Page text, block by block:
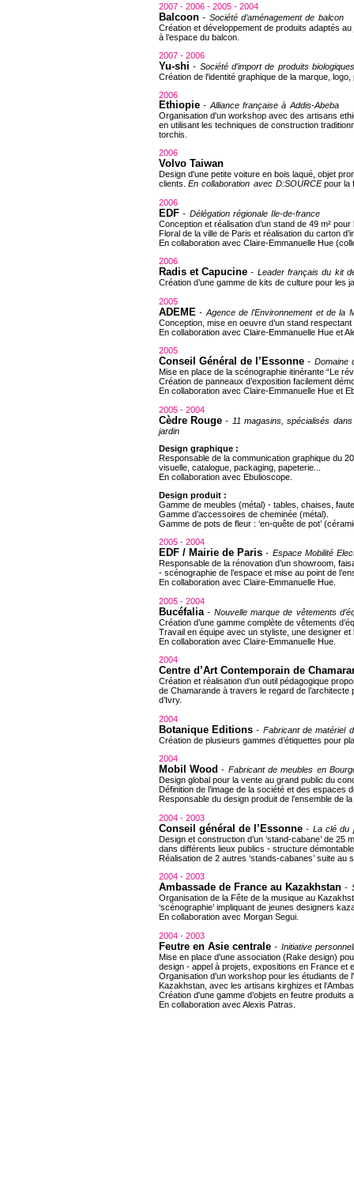
2007 - 2006 - 2005 - 2004
Balcoon - Société d’aménagement de balcon
Création et développement de produits adaptés
à l’espace du balcon.
2007 - 2006
Yu-shi - Société d'import de produits
Création de l'identité graphique de la marque,
2006
Ethiopie - Alliance française à Addis-Abeba
Organisation d'un workshop avec des artisans
en utilisant les techniques de construction
torchis.
2006
Volvo Taiwan
Design d'une petite voiture en bois laqué, objet
clients. En collaboration avec D:SOURCEpour la
2006
EDF - Délégation régionale Ile-de-france
Conception et réalisation d’un stand de 49 m²
Floral de la ville de Paris et réalisation du carton
En collaboration avec Claire-Emmanuelle Hue
2006
Radis et Capucine - Leader français du kit
Création d’une gamme de kits de culture pour les
2005
ADEME - Agence de l'Environnement et de la
Conception, mise en oeuvre d’un stand
En collaboration avec Claire-Emmanuelle Hue et
2005
Conseil Général de l’Essonne - Domaine
Mise en place de la scénographie itinérante “Le
Création de panneaux d’exposition facilement
En collaboration avec Claire-Emmanuelle Hue et
2005 - 2004
Cèdre Rouge - 11 magasins, spécialisés
jardin
Design graphique :
Responsable de la communication graphique du
visuelle, catalogue, packaging, papeterie...
En collaboration avec Ebulioscope.
Design produit :
Gamme de meubles (métal) - tables, chaises,
Gamme d’accessoires de cheminée (métal).
Gamme de pots de fleur : ‘en-quête de pot’
2005 - 2004
EDF / Mairie de Paris - Espace Mobilité
Responsable de la rénovation d’un showroom,
- scénographie de l’espace et mise au point de
En collaboration avec Claire-Emmanuelle Hue.
2005 - 2004
Bucéfalia - Nouvelle marque de vêtements
Création d’une gamme complète de vêtements
Travail en équipe avec un styliste, une designer
En collaboration avec Claire-Emmanuelle Hue.
2004
Centre d’Art Contemporain de
Création et réalisation d’un outil pédagogique
de Chamarande à travers le regard de
d’Ivry.
2004
Botanique Editions - Fabricant de matériel
Création de plusieurs gammes d’étiquettes pour
2004
Mobil Wood - Fabricant de meubles en
Design global pour la vente au grand public du
Définition de l’image de la société et des espaces
Responsable du design produit de l’ensemble de
2004 - 2003
Conseil général de l’Essonne - La clé du
Design et construction d’un ‘stand-cabane’ de 25
dans différents lieux publics - structure
Réalisation de 2 autres ‘stands-cabanes’ suite au
2004 - 2003
Ambassade de France au Kazakhstan -
Organisation de la Fête de la musique au
‘scénographie’ impliquant de jeunes designers
En collaboration avec Morgan Segui.
2004 - 2003
Feutre en Asie centrale - Initiative
Mise en place d'une association (Rake design)
design - appel à projets, expositions en France et
Organisation d'un workshop pour les étudiants de
Kazakhstan, avec les artisans kirghizes et
Création d'une gamme d’objets en feutre produits
En collaboration avec Alexis Patras.